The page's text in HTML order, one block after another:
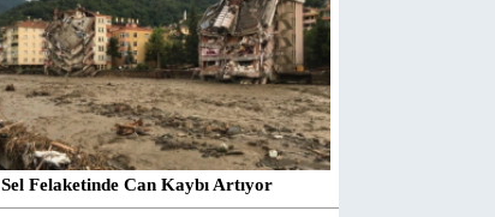
Sel Felaketinde Can Kaybı Artıyor